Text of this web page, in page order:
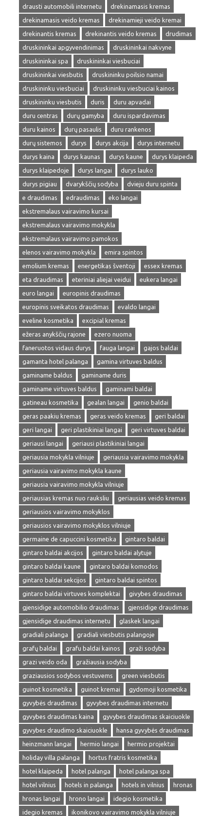
drausti automobili internetu
drekinamasis kremas
drekinamasis veido kremas
drekinamieji veido kremai
drekinantis kremas
drekinantis veido kremas
drudimas
druskininkai apgyvendinimas
druskininkai nakvyne
druskininkai spa
druskininkai viesbuciai
druskininkai viesbutis
druskininku poilsio namai
druskininku viesbuciai
druskininku viesbuciai kainos
druskininku viesbutis
duris
duru apvadai
duru centras
durų gamyba
duru ispardavimas
duru kainos
durų pasaulis
duru rankenos
durų sistemos
durys durys akcija
durys internetu
durys kaina
durys kaunas durys kaune
durys klaipeda
durys klaipedoje
durys langai
durys lauko
durys pigiau
dvarykščių sodyba
dvieju duru spinta
e draudimas
edraudimas
eko langai
ekstremalaus vairavimo kursai
ekstremalaus vairavimo mokykla
ekstremalaus vairavimo pamokos
elenos vairavimo mokykla
emira spintos
emolium kremas
energetikas šventoji
essex kremas
eta draudimas
eteriniai aliejai veidui
eukera langai
euro langai
europinis draudimas
europinis sveikatos draudimas
evaldo langai
eveline kosmetika
excipial kremas
ežeras anykščių rajone
ezero nuoma
faneruotos vidaus durys
fauga langai
gajos baldai
gamanta hotel palanga
gamina virtuves baldus
gaminame baldus
gaminame duris
gaminame virtuves baldus
gaminami baldai
gatineau kosmetika
gealan langai
genio baldai
geras paakiu kremas
geras veido kremas
geri baldai
geri langai
geri plastikiniai langai
geri virtuves baldai
geriausi langai
geriausi plastikiniai langai
geriausia mokykla vilniuje
geriausia vairavimo mokykla
geriausia vairavimo mokykla kaune
geriausia vairavimo mokykla vilniuje
geriausias kremas nuo rauksliu
geriausias veido kremas
geriausios vairavimo mokyklos
geriausios vairavimo mokyklos vilniuje
germaine de capuccini kosmetika
gintaro baldai
gintaro baldai akcijos
gintaro baldai alytuje
gintaro baldai kaune
gintaro baldai komodos
gintaro baldai sekcijos
gintaro baldai spintos
gintaro baldai virtuves komplektai
givybes draudimas
gjensidige automobilio draudimas
gjensidige draudimas
gjensidige draudimas internetu
glaskek langai
gradiali palanga
gradiali viesbutis palangoje
grafų baldai
grafu baldai kainos
graži sodyba
grazi veido oda
gražiausia sodyba
graziausios sodybos vestuvems
green viesbutis
guinot kosmetika
guinot kremai
gydomoji kosmetika
gyvybės draudimas
gyvybes draudimas internetu
gyvybes draudimas kaina
gyvybes draudimas skaiciuokle
gyvybes draudimo skaiciuokle
hansa gyvybės draudimas
heinzmann langai
hermio langai
hermio projektai
holiday villa palanga
hortus fratris kosmetika
hotel klaipeda
hotel palanga
hotel palanga spa
hotel vilnius
hotels in palanga hotels in vilnius
hronas
hronas langai
hrono langai
idegio kosmetika
idegio kremas
ikonikovo vairavimo mokykla vilniuje